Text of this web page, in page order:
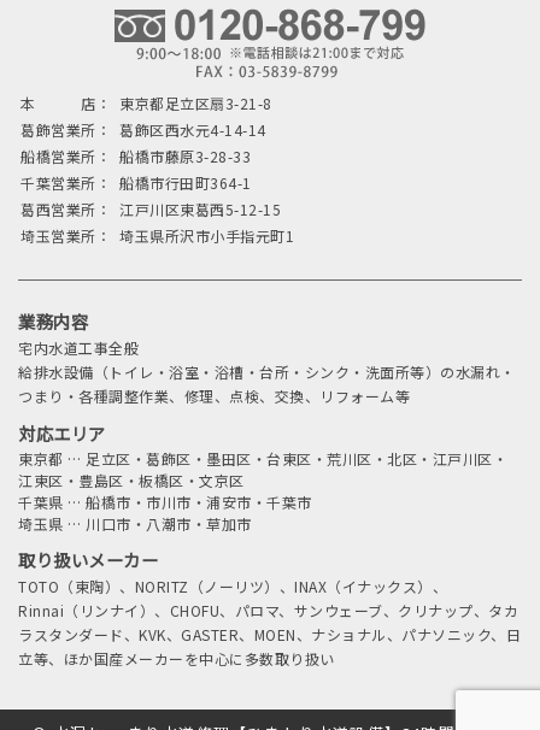
本 店：
東京都足立区扇3-21-8
葛飾営業所：
葛飾区西水元4-14-14
船橋営業所：
船橋市藤原3-28-33
千葉営業所：
船橋市行田町364-1
葛西営業所：
江戸川区東葛西5-12-15
埼玉営業所：
埼玉県所沢市小手指元町1
業務内容
宅内水道工事全般
給排水設備（トイレ・浴室・浴槽・台所・シンク・洗面所等）の水漏れ・
つまり・各種調整作業、修理、点検、交換、リフォーム等
対応エリア
東京都 … 足立区・葛飾区・墨田区・台東区・荒川区・北区・江戸川区・
江東区・豊島区・板橋区・文京区
千葉県 … 船橋市・市川市・浦安市・千葉市
埼玉県 … 川口市・八潮市・草加市
取り扱いメーカー
TOTO（東陶）、NORITZ（ノーリツ）、INAX（イナックス）、
Rinnai（リンナイ）、CHOFU、パロマ、サンウェーブ、クリナップ、タカ
ラスタンダード、KVK、GASTER、MOEN、ナショナル、パナソニック、日
立等、ほか国産メーカーを中心に多数取り扱い